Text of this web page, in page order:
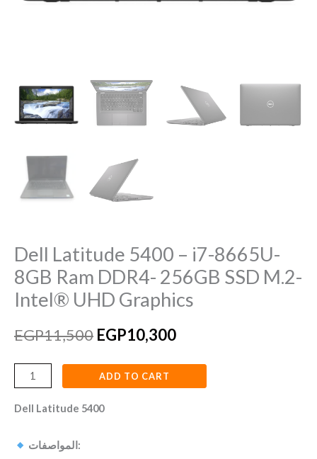
Dell Latitude 5400 – i7-8665U-
8GB Ram DDR4- 256GB SSD M.2-
Intel® UHD Graphics
EGP11,500 EGP10,300
Dell Latitude 5400
المواصفات:
ADD TO CART